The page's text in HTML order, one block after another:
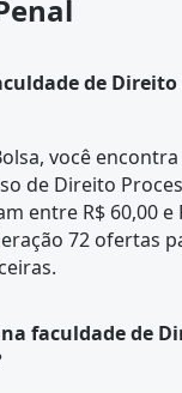
de Direito
você
de Direito
entre R$ 60,00 e
72 ofertas
faculdade de